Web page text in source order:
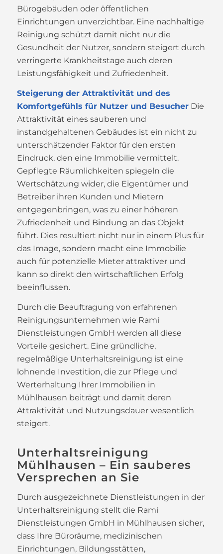
Bürogebäuden oder öffentlichen
Einrichtungen unverzichtbar. Eine nachhaltige
Reinigung schützt damit nicht nur die
Gesundheit der Nutzer, sondern steigert durch
verringerte Krankheitstage auch deren
Leistungsfähigkeit und Zufriedenheit.
Steigerung der Attraktivität und des
Komfortgefühls für Nutzer und BesucherDie
Attraktivität eines sauberen und
instandgehaltenen Gebäudes ist ein nicht zu
unterschätzender Faktor für den ersten
Eindruck, den eine Immobilie vermittelt.
Gepflegte Räumlichkeiten spiegeln die
Wertschätzung wider, die Eigentümer und
Betreiber ihren Kunden und Mietern
entgegenbringen, was zu einer höheren
Zufriedenheit und Bindung an das Objekt
führt. Dies resultiert nicht nur in einem Plus für
das Image, sondern macht eine Immobilie
auch für potenzielle Mieter attraktiver und
kann so direkt den wirtschaftlichen Erfolg
beeinflussen.
Durch die Beauftragung von erfahrenen
Reinigungsunternehmen wie Rami
Dienstleistungen GmbH werden all diese
Vorteile gesichert. Eine gründliche,
regelmäßige Unterhaltsreinigung ist eine
lohnende Investition, die zur Pflege und
Werterhaltung Ihrer Immobilien in
Mühlhausen beiträgt und damit deren
Attraktivität und Nutzungsdauer wesentlich
steigert.
Unterhaltsreinigung
Mühlhausen – Ein sauberes
Versprechen an Sie
Durch ausgezeichnete Dienstleistungen in der
Unterhaltsreinigung stellt die Rami
Dienstleistungen GmbH in Mühlhausen sicher,
dass Ihre Büroräume, medizinischen
Einrichtungen, Bildungsstätten,